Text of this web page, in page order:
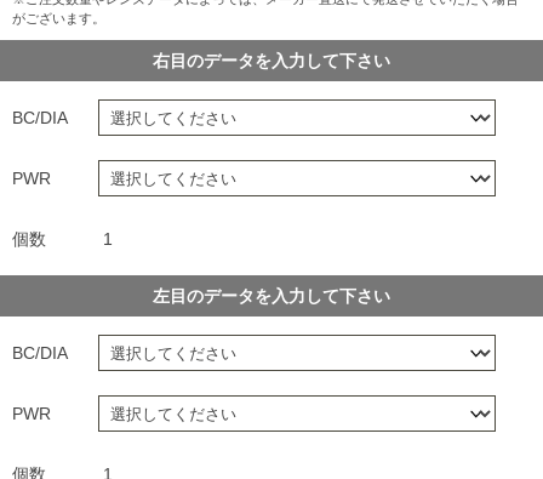
がございます。
右目のデータを入力して下さい
BC/DIA
PWR
個数 1
左目のデータを入力して下さい
BC/DIA
PWR
個数 1